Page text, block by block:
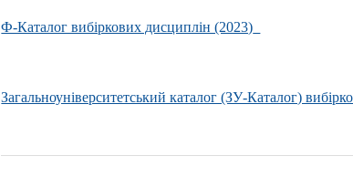
Ф-Каталог вибіркових дисциплін (2023)
Загальноуніверситетський каталог (ЗУ-Каталог)